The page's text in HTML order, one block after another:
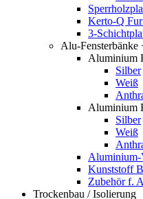
Kerto-Q
3-
Alu-Fensterbänke
Aluminium
Silber
Weiß
Aluminium
Silber
Weiß
Aluminium-
Kunststoff
Zubehör f.
Trockenbau / Isolierung